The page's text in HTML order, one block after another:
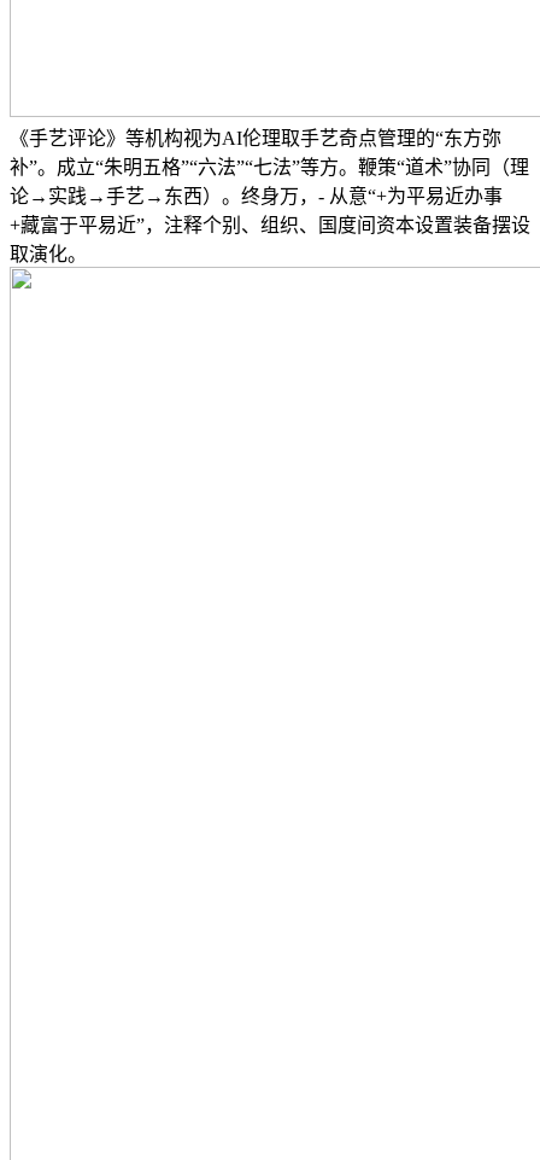
《手艺评论》等机构视为AI伦理取手艺奇点管理的“东方弥
补”。成立“朱明五格”“六法”“七法”等方。鞭策“道术”协同（理
论→实践→手艺→东西）。终身万，- 从意“+为平易近办事
+藏富于平易近”，注释个别、组织、国度间资本设置装备摆设
取演化。